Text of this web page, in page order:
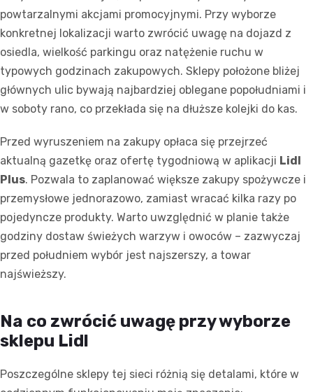
powtarzalnymi akcjami promocyjnymi. Przy wyborze
konkretnej lokalizacji warto zwrócić uwagę na dojazd z
osiedla, wielkość parkingu oraz natężenie ruchu w
typowych godzinach zakupowych. Sklepy położone bliżej
głównych ulic bywają najbardziej oblegane popołudniami i
w soboty rano, co przekłada się na dłuższe kolejki do kas.
Przed wyruszeniem na zakupy opłaca się przejrzeć
aktualną gazetkę oraz ofertę tygodniową w aplikacji Lidl
Plus. Pozwala to zaplanować większe zakupy spożywcze i
przemysłowe jednorazowo, zamiast wracać kilka razy po
pojedyncze produkty. Warto uwzględnić w planie także
godziny dostaw świeżych warzyw i owoców – zazwyczaj
przed południem wybór jest najszerszy, a towar
najświeższy.
Na co zwrócić uwagę przy wyborze
sklepu Lidl
Poszczególne sklepy tej sieci różnią się detalami, które w